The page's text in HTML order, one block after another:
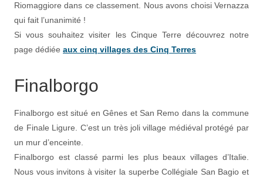
Riomaggiore dans ce classement. Nous avons choisi Vernazza
qui fait l’unanimité !
Si vous souhaitez visiter les Cinque Terre découvrez notre
page dédiéeaux cinq villages des Cinq Terres
Finalborgo
Finalborgo est situé en Gênes et San Remo dans la commune
de Finale Ligure. C’est un très joli village médiéval protégé par
un mur d’enceinte.
Finalborgo est classé parmi les plus beaux villages d’Italie.
Nous vous invitons à visiter la superbe Collégiale San Bagio et